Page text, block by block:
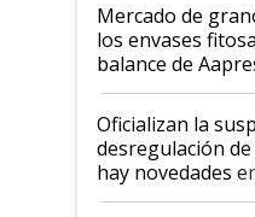
Mercado de
los envases
balance de
Oficializan la
desregulación
hay novedades
la hidrovía